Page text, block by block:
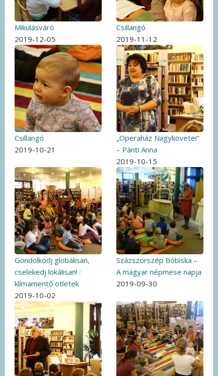
Mikulásváró
2019-12-05
Csillangó
2019-11-12
Csillangó
2019-10-21
„Operaház Nagykövetei”
– Pánti Anna
2019-10-15
Gondolkodj globálisan,
cselekedj lokálisan! :
klímamentő ötletek
2019-10-02
Százszorszép Bóbiska –
A magyar népmese napja
2019-09-30